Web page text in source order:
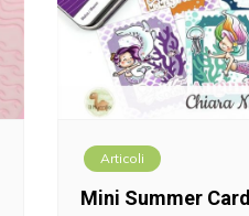
Articoli
Mini Summer Card